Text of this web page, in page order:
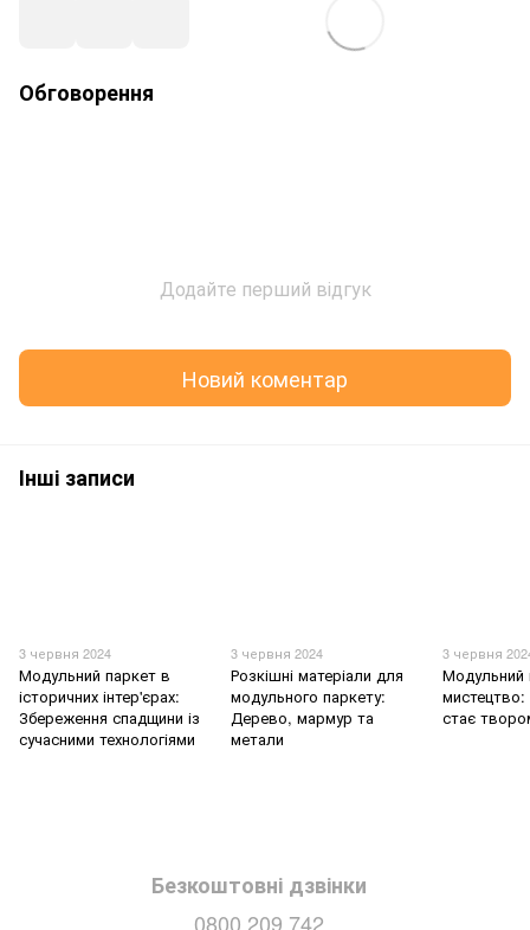
Обговорення
Додайте перший відгук
Новий коментар
Інші записи
3 червня 2024
Модульний паркет в
історичних інтер'єрах:
Збереження спадщини із
сучасними технологіями
3 червня 2024
Розкішні матеріали для
модульного паркету:
Дерево, мармур та
метали
3 червня
Модульний
мистецтво:
стає
Безкоштовні дзвінки
0800 209 742